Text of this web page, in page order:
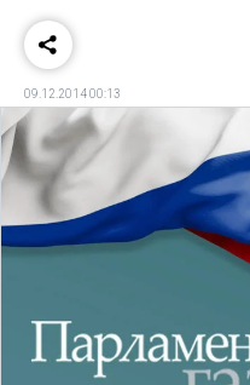
09.12.2014 00:13